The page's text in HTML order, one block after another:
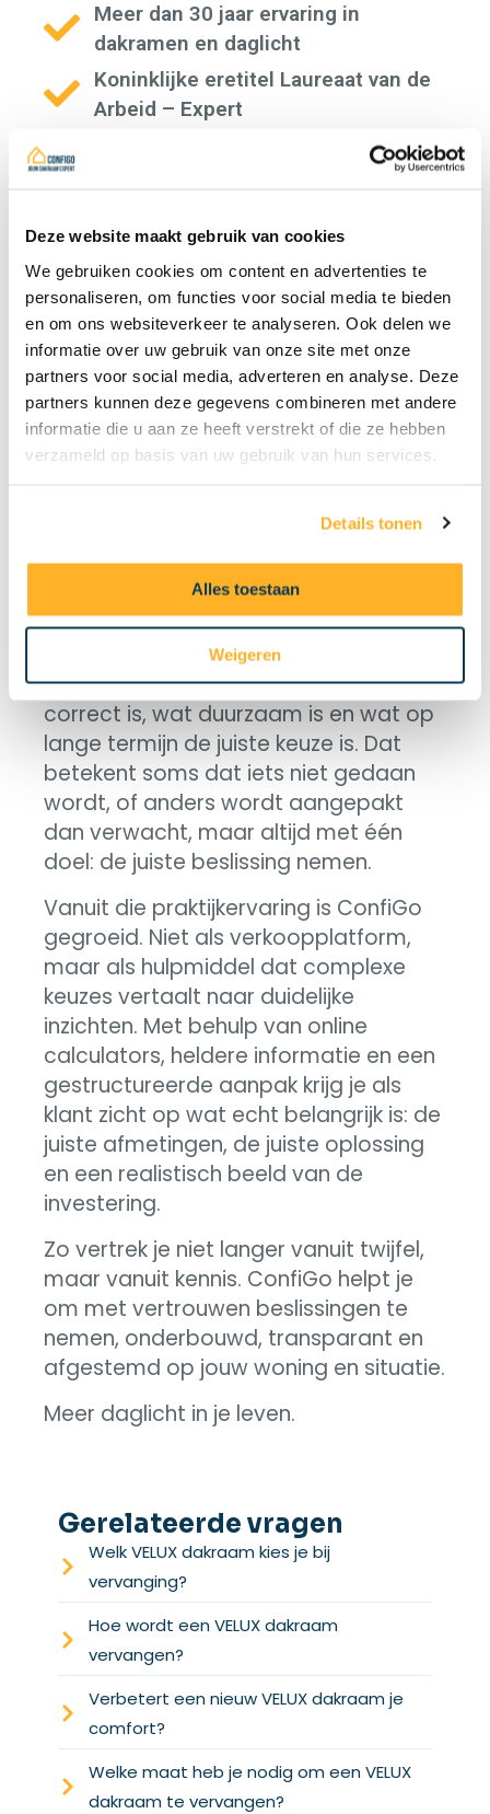
Deze website maakt gebruik van cookies
We gebruiken cookies om content en advertenties te
personaliseren, om functies voor social media te bieden
en om ons websiteverkeer te analyseren. Ook delen we
informatie over uw gebruik van onze site met onze
partners voor social media, adverteren en analyse. Deze
partners kunnen deze gegevens combineren met andere
informatie die u aan ze heeft verstrekt of die ze hebben
verzameld op basis van uw gebruik van hun services.
Details tonen
Alles toestaan
Weigeren
Meer dan 30 jaar ervaring in
dakramen en daglicht
Koninklijke eretitel Laureaat van de
Arbeid – Expert
dakdekkerssector binnen Embuild
geschillen
Praktijk
Tijd voor de
keuze?
Veel advies vertrekt vanuit verkoop.
Hier is het omgekeerd.
Het vertrekpunt is wat technisch
correct is, wat duurzaam is en wat op
lange termijn de juiste keuze is. Dat
betekent soms dat iets niet gedaan
wordt, of anders wordt aangepakt
dan verwacht, maar altijd met één
doel: de juiste beslissing nemen.
Vanuit die praktijkervaring is ConfiGo
gegroeid. Niet als verkoopplatform,
maar als hulpmiddel dat complexe
keuzes vertaalt naar duidelijke
inzichten. Met behulp van online
calculators, heldere informatie en een
gestructureerde aanpak krijg je als
klant zicht op wat echt belangrijk is: de
juiste afmetingen, de juiste oplossing
en een realistisch beeld van de
investering.
Zo vertrek je niet langer vanuit twijfel,
maar vanuit kennis. ConfiGo helpt je
om met vertrouwen beslissingen te
nemen, onderbouwd, transparant en
afgestemd op jouw woning en situatie.
Meer daglicht in je leven.
Gerelateerde vragen
Welk VELUX dakraam kies je bij
vervanging?
Hoe wordt een VELUX dakraam
vervangen?
Verbetert een nieuw VELUX dakraam je
comfort?
Welke maat heb je nodig om een VELUX
dakraam te vervangen?